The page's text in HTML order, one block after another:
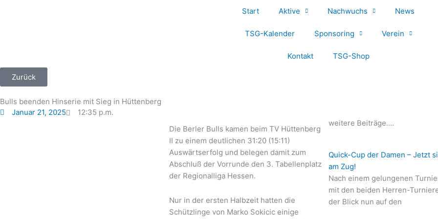
Start Aktive Nachwuchs News
TSG-Kalender Sponsoring Verein
Kontakt TSG-Shop
Zurück
Bulls beenden Hinserie mit Sieg in Hüttenberg
Januar 21, 2025
12:35 p.m.
Die Berler Bulls kamen beim TV Hüttenberg
II zu einem deutlichen 31:20 (15:11)
Auswärtserfolg und belegen damit zum
Abschluß der Vorrunde den 3. Tabellenplatz
der Regionalliga Hessen.
Nur in der ersten Halbzeit hatten die
Schützlinge von Marko Sokicic einige
weitere Beiträge....
Quick-Cup der Damen – Jetzt
am Zug!
Nach einem gelungenen
mit den beiden Herren-
der Blick nun auf den